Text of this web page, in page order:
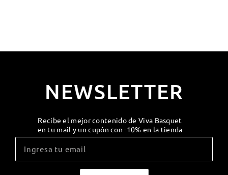
NEWSLETTER
Recibe el mejor contenido de Viva Basquet
en tu mail y un cupón con -10% en la tienda